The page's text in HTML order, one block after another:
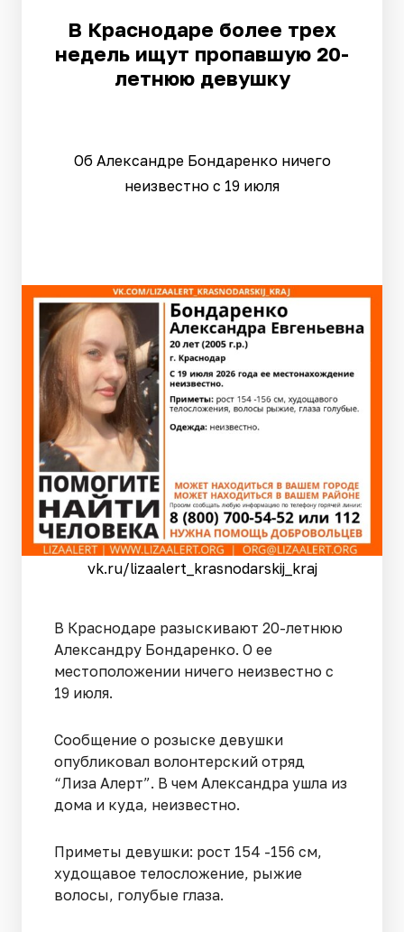
В Краснодаре более трех
недель ищут пропавшую 20-
летнюю девушку
Об Александре Бондаренко ничего
неизвестно с 19 июля
vk.ru/lizaalert_krasnodarskij_kraj
В Краснодаре разыскивают 20-летнюю
Александру Бондаренко. О ее
местоположении ничего неизвестно с
19 июля.
Сообщение о розыске девушки
опубликовал волонтерский отряд
“Лиза Алерт”. В чем Александра ушла из
дома и куда, неизвестно.
Приметы девушки: рост 154 -156 см,
худощавое телосложение, рыжие
волосы, голубые глаза.